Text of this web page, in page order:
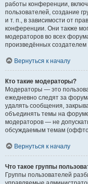
работы конференции,
пользователей, создание
и т. п., в зависимости от
конференции. Они также
модераторов во всех
произведённых
Вернуться к началу
Кто такие модераторы?
Модераторы — это
ежедневно следят за
удалять сообщения,
объединять темы на
модераторов — не
обсуждаемым темам
Вернуться к началу
Что такое группы
Группы пользователей